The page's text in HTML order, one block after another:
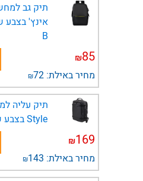
B
85
₪
מחיר באילת: 72
₪
Style בצבע שחור
169
₪
מחיר באילת: 143
₪